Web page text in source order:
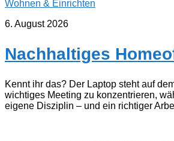
Wohnen & Einrichten
6. August 2026
Nachhaltiges
Kennt ihr das? Der Laptop steht auf
wichtiges Meeting zu konzentrieren,
eigene Disziplin – und ein richtiger